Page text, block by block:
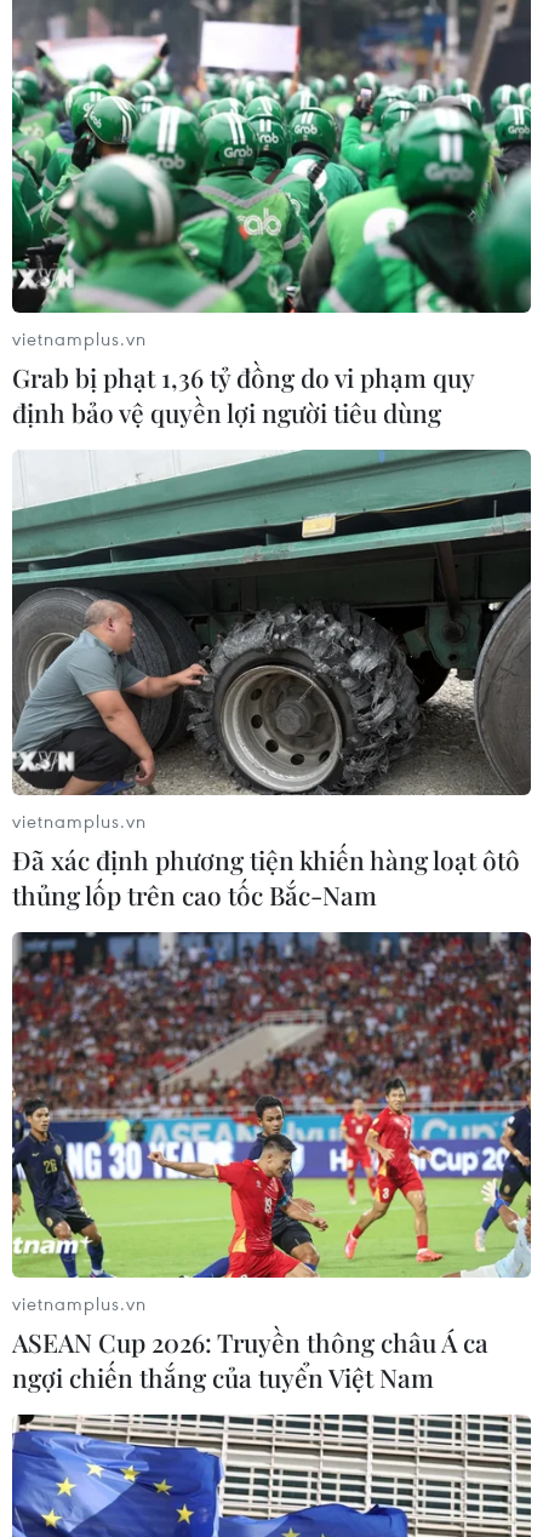
Nhật Bản: Tân Chủ tịch LDP chuẩn bị cải
tổ ban lãnh đạo đảng
Sau khi lên nắm quyền, ông Suga dự kiến sẽ bắt đầu
thành lập nội các để tiến hành các chính sách, với trọng
tâm là cải cách hành chính, khống chế dịch COVID-19
và vực dậy nền kinh tế.
vietnamplus.vn
Grab bị phạt 1,36 tỷ đồng do vi phạm quy
định bảo vệ quyền lợi người tiêu dùng
vietnamplus.vn
Đã xác định phương tiện khiến hàng loạt ôtô
thủng lốp trên cao tốc Bắc-Nam
vietnamplus.vn
ASEAN Cup 2026: Truyền thông châu Á ca
ngợi chiến thắng của tuyển Việt Nam